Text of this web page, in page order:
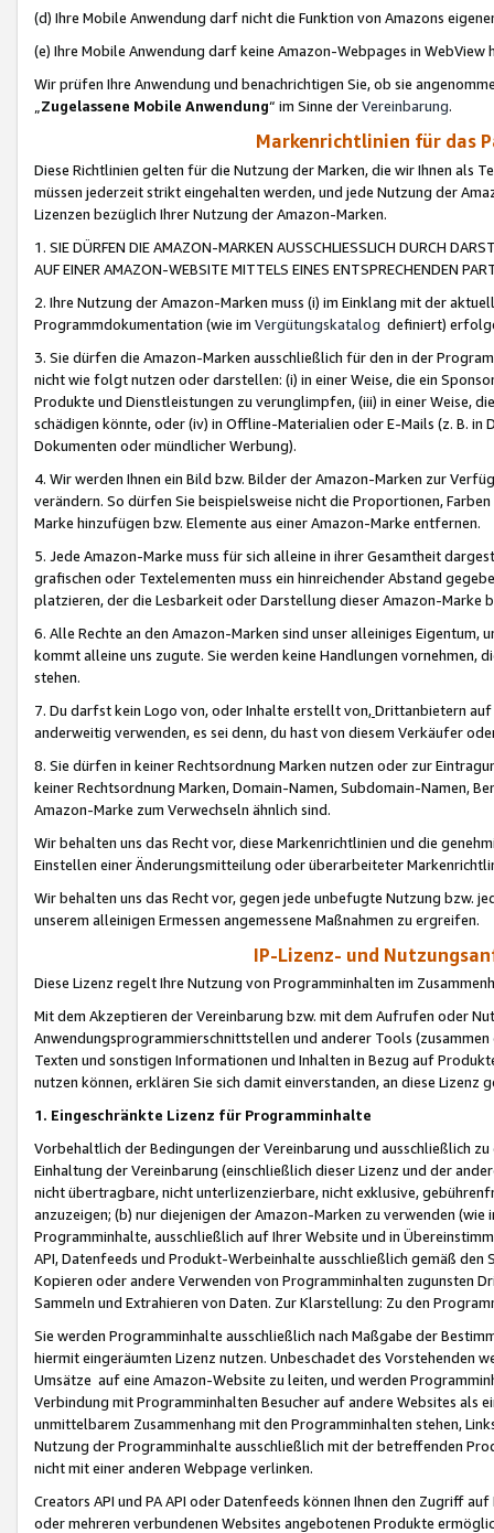
(d) Ihre Mobile Anwendung darf nicht die Funktion von Amazons
(e) Ihre Mobile Anwendung darf keine Amazon-Webpages in WebView
Wir prüfen Ihre Anwendung und benachrichtigen Sie, ob sie
„Zugelassene Mobile Anwendung“ im Sinne derVereinbarung.
Markenrichtlinien für das
Diese Richtlinien gelten für die Nutzung der Marken, die wir Ihnen als
müssen jederzeit strikt eingehalten werden, und jede Nutzung der
Lizenzen bezüglich Ihrer Nutzung der Amazon-Marken.
1. SIE DÜRFEN DIE AMAZON-MARKEN AUSSCHLIESSLICH DURCH
AUF EINER AMAZON-WEBSITE MITTELS EINES ENTSPRECHENDEN
2. Ihre Nutzung der Amazon-Marken muss (i) im Einklang mit der
Programmdokumentation (wie im Vergütungskatalog definiert)
3. Sie dürfen die Amazon-Marken ausschließlich für den in der
nicht wie folgt nutzen oder darstellen: (i) in einer Weise, die ein
Produkte und Dienstleistungen zu verunglimpfen, (iii) in einer Weise,
schädigen könnte, oder (iv) in Offline-Materialien oder E-Mails (z. B. in
Dokumenten oder mündlicher Werbung).
4. Wir werden Ihnen ein Bild bzw. Bilder der Amazon-Marken zur
verändern. So dürfen Sie beispielsweise nicht die Proportionen,
Marke hinzufügen bzw. Elemente aus einer Amazon-Marke entfernen.
5. Jede Amazon-Marke muss für sich alleine in ihrer Gesamtheit
grafischen oder Textelementen muss ein hinreichender Abstand
platzieren, der die Lesbarkeit oder Darstellung dieser Amazon-Marke
6. Alle Rechte an den Amazon-Marken sind unser alleiniges
kommt alleine uns zugute. Sie werden keine Handlungen vornehmen,
stehen.
7. Du darfst kein Logo von, oder Inhalte erstellt von,Drittanbietern auf
anderweitig verwenden, es sei denn, du hast von diesem Verkäufer
8. Sie dürfen in keiner Rechtsordnung Marken nutzen oder zur
keiner Rechtsordnung Marken, Domain-Namen, Subdomain-Namen,
Amazon-Marke zum Verwechseln ähnlich sind.
Wir behalten uns das Recht vor, diese Markenrichtlinien und die
Einstellen einer Änderungsmitteilung oder überarbeiteter
Wir behalten uns das Recht vor, gegen jede unbefugte Nutzung bzw.
unserem alleinigen Ermessen angemessene Maßnahmen zu ergreifen.
IP-Lizenz- und
Diese Lizenz regelt Ihre Nutzung von Programminhalten im
Mit dem Akzeptieren der Vereinbarung bzw. mit dem Aufrufen oder
Anwendungsprogrammierschnittstellen und anderer Tools (zusammen
Texten und sonstigen Informationen und Inhalten in Bezug auf
nutzen können, erklären Sie sich damit einverstanden, an diese Lizenz
1. Eingeschränkte Lizenz für Programminhalte
Vorbehaltlich der Bedingungen der Vereinbarung und ausschließlich
Einhaltung der Vereinbarung (einschließlich dieser Lizenz und der
nicht übertragbare, nicht unterlizenzierbare, nicht exklusive,
anzuzeigen; (b) nur diejenigen der Amazon-Marken zu verwenden
Programminhalte, ausschließlich auf Ihrer Website und in
API, Datenfeeds und Produkt-Werbeinhalte ausschließlich gemäß
Kopieren oder andere Verwenden von Programminhalten zugunsten
Sammeln und Extrahieren von Daten. Zur Klarstellung: Zu den
Sie werden Programminhalte ausschließlich nach Maßgabe der
hiermit eingeräumten Lizenz nutzen. Unbeschadet des Vorstehenden
Umsätze auf eine Amazon-Website zu leiten, und werden
Verbindung mit Programminhalten Besucher auf andere Websites als
unmittelbarem Zusammenhang mit den Programminhalten stehen,
Nutzung der Programminhalte ausschließlich mit der betreffenden
nicht mit einer anderen Webpage verlinken.
Creators API und PA API oder Datenfeeds können Ihnen den Zugriff
oder mehreren verbundenen Websites angebotenen Produkte